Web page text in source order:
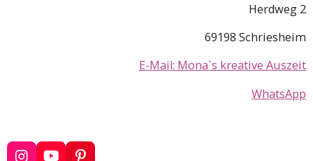
Herdweg 2
69198 Schriesheim
E-Mail: Mona`s kreative Auszeit
WhatsApp